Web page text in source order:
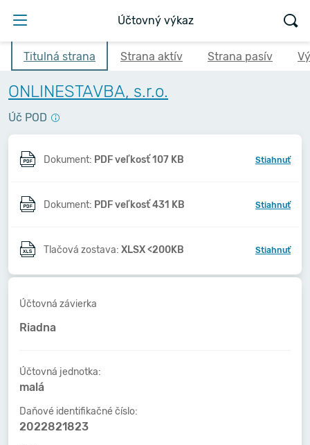
Účtovný výkaz
Titulná strana Strana aktív Strana pasív
ONLINESTAVBA, s.r.o.
Úč POD
Dokument: PDF veľkosť 107 KB Stiahnuť
Dokument: PDF veľkosť 431 KB Stiahnuť
Tlačová zostava: XLSX <200KB Stiahnuť
Účtovná závierka
Riadna
Účtovná jednotka:
malá
Daňové identifikačné číslo:
2022821823